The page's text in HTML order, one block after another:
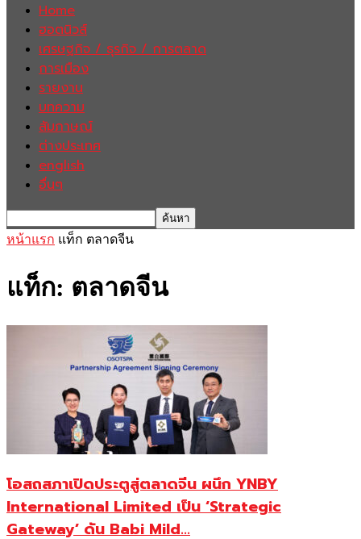
Home
ฮอตนิวส์
เศรษฐกิจ / ธุรกิจ / การตลาด
การเมือง
รายงาน
บทความ
สัมภาษณ์
ต่างประเทศ
english
อื่นๆ
หน้าแรก แท็ก ตลาดจีน
แท็ก: ตลาดจีน
โอสถสภาเปิดประตูสู่ตลาดจีน ผนึก YNBY
International Limited เป็น ‘Strategic
Gateway’ ดัน Babi Mild...